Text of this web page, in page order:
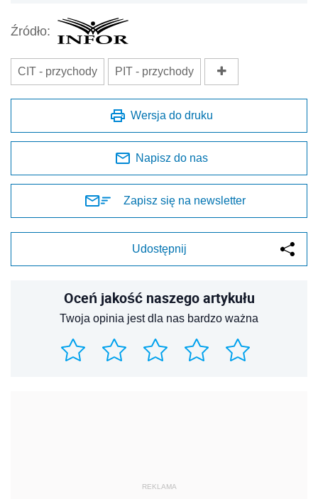
Źródło:
CIT - przychody PIT - przychody
Wersja do druku
Napisz do nas
Zapisz się na newsletter
Udostępnij
Oceń jakość naszego artykułu
Twoja opinia jest dla nas bardzo ważna
REKLAMA